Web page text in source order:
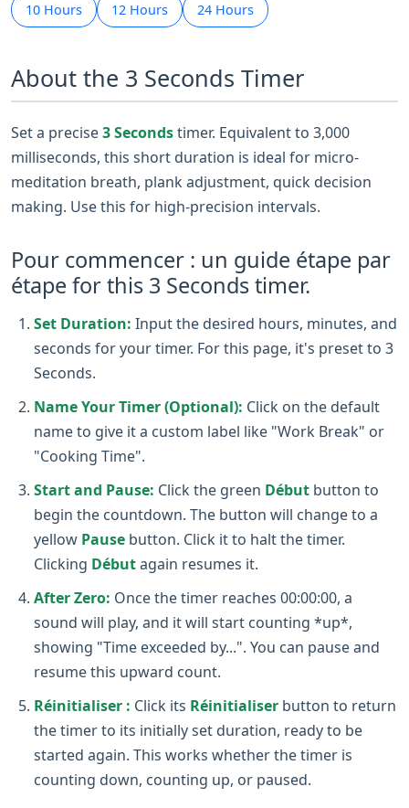
10 Hours 12 Hours 24 Hours
About the 3 Seconds Timer
Set a precise3 Secondstimer. Equivalent to 3,000
milliseconds, this short duration is ideal for micro-
meditation breath, plank adjustment, quick decision
making. Use this for high-precision intervals.
Pour commencer : un guide étape par
étape for this 3 Seconds timer.
Set Duration: Input the desired hours, minutes, and
seconds for your timer. For this page, it's preset to 3
Seconds.
Name Your Timer (Optional): Click on the default
name to give it a custom label like "Work Break" or
"Cooking Time".
Start and Pause: Click the green Début button to
begin the countdown. The button will change to a
yellow Pause button. Click it to halt the timer.
Clicking Débutagain resumes it.
After Zero: Once the timer reaches 00:00:00, a
sound will play, and it will start counting *up*,
showing "Time exceeded by...". You can pause and
resume this upward count.
Réinitialiser : Click its Réinitialiser button to return
the timer to its initially set duration, ready to be
started again. This works whether the timer is
counting down, counting up, or paused.